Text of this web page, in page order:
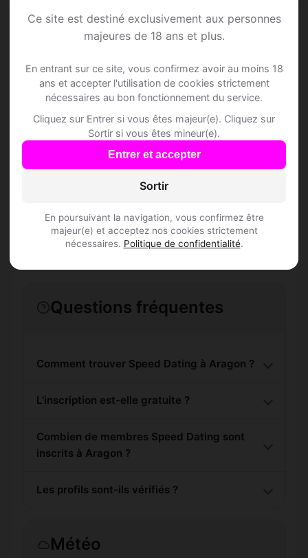
Ce site est destiné exclusivement aux personnes
majeures de 18 ans et plus.
En entrant sur ce site, vous confirmez avoir au moins 18
ans et accepter l'utilisation de cookies strictement
nécessaires au bon fonctionnement du service.
Cliquez sur Entrer si vous êtes majeur(e). Cliquez sur
Sortir si vous êtes mineur(e).
Entrer et accepter
Sortir
En poursuivant la navigation, vous confirmez être
majeur(e) et acceptez nos cookies strictement
nécessaires. Politique de confidentialité.
Speed Dating à
Aragon
Rejoins les membres de Aragon et des
alentours !
Questions fréquentes
Comment trouver Speed Dating à Aragon ?
L'inscription est-elle gratuite ?
Combien de membres Speed Dating sont
inscrits à Aragon ?
Les profils sont-ils vérifiés ?
Météo